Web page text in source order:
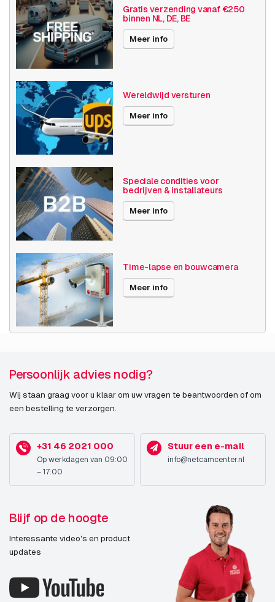
Basis functionaliteit
Dag en nacht
Invoer / uitvoer
Audio
SD opslag
Axis Series M42
Power over Ethernet 15W
Maximale Beeldhoek
Optische zoom 1-10x
Videocompressie
H264
H265
Publicatiedatum
Gratis verzending vanaf €250
binnen NL, DE, BE
Meer info
Wereldwijd versturen
Meer info
Speciale condities voor
bedrijven & installateurs
Meer info
Time-lapse en bouwcamera
Meer info
Persoonlijk advies nodig?
Wij staan graag voor u klaar om uw vragen te beantwoorden of om
een bestelling te verzorgen.
+31 46 2021 000
Op werkdagen van 09:00
– 17:00
Stuur een e-mail
info@netcamcenter.nl
Blijf op de hoogte
Interessante video's en product
updates